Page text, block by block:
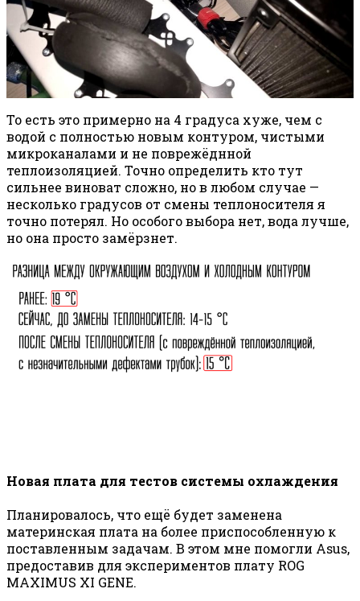
То есть это примерно на 4 градуса хуже, чем с
водой с полностью новым контуром, чистыми
микроканалами и не поврежёднной
теплоизоляцией. Точно определить кто тут
сильнее виноват сложно, но в любом случае —
несколько градусов от смены теплоносителя я
точно потерял. Но особого выбора нет, вода лучше,
но она просто замёрзнет.
Новая плата для тестов системы охлаждения
Планировалось, что ещё будет заменена
материнская плата на более приспособленную к
поставленным задачам. В этом мне помогли Asus,
предоставив для экспериментов плату ROG
MAXIMUS XI GENE.